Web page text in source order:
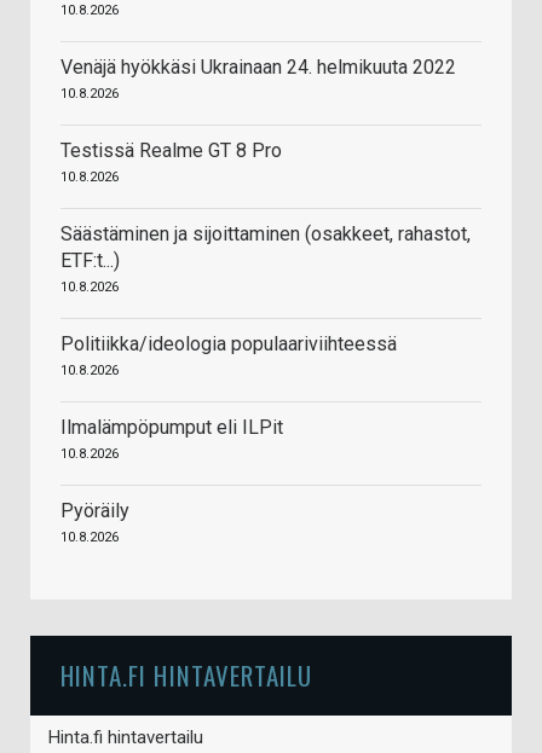
10.8.2026
Venäjä hyökkäsi Ukrainaan 24. helmikuuta 2022
10.8.2026
Testissä Realme GT 8 Pro
10.8.2026
Säästäminen ja sijoittaminen (osakkeet, rahastot,
ETF:t...)
10.8.2026
Politiikka/ideologia populaariviihteessä
10.8.2026
Ilmalämpöpumput eli ILPit
10.8.2026
Pyöräily
10.8.2026
HINTA.FI HINTAVERTAILU
Hinta.fi hintavertailu